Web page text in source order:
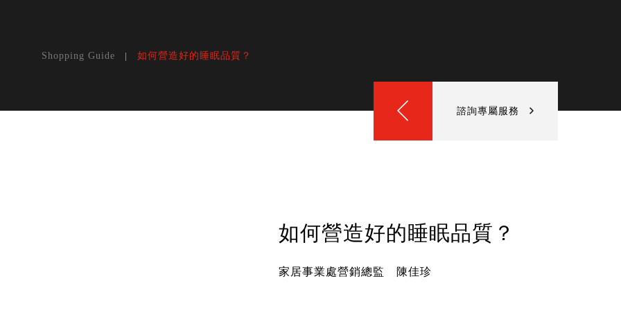
Shopping Guide 如何營造好的睡眠品質？
諮詢專屬服務
如何營造好的睡眠品質？
家居事業處營銷總監 陳佳珍